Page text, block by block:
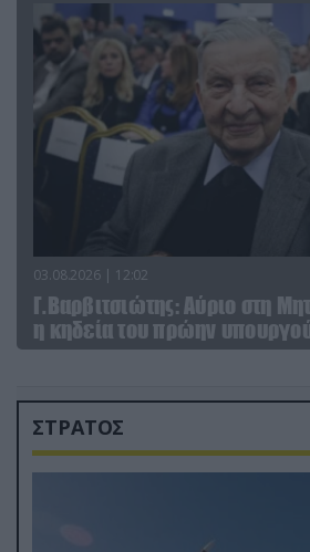
03.08.2026 | 12:02
Γ.Βαρβιτσιώτης: Aύριο στη
η κηδεία του πρώην
ΣΤΡΑΤΟΣ